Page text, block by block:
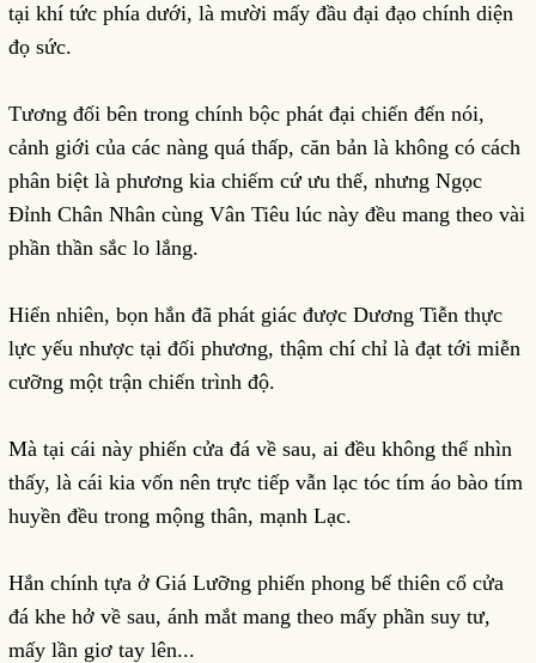
tại khí tức phía dưới, là mười mấy đầu đại đạo chính diện
đọ sức.
Tương đối bên trong chính bộc phát đại chiến đến nói,
cảnh giới của các nàng quá thấp, căn bản là không có cách
phân biệt là phương kia chiếm cứ ưu thế, nhưng Ngọc
Đỉnh Chân Nhân cùng Vân Tiêu lúc này đều mang theo vài
phần thần sắc lo lắng.
Hiển nhiên, bọn hắn đã phát giác được Dương Tiễn thực
lực yếu nhược tại đối phương, thậm chí chỉ là đạt tới miễn
cưỡng một trận chiến trình độ.
Mà tại cái này phiến cửa đá về sau, ai đều không thể nhìn
thấy, là cái kia vốn nên trực tiếp vẫn lạc tóc tím áo bào tím
huyền đều trong mộng thân, mạnh Lạc.
Hắn chính tựa ở Giá Lưỡng phiến phong bế thiên cổ cửa
đá khe hở về sau, ánh mắt mang theo mấy phần suy tư,
mấy lần giơ tay lên...